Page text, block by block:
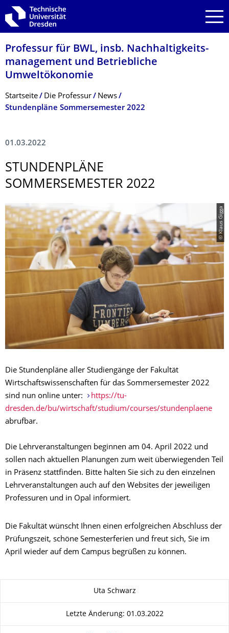
Zur Hauptnavigation springen
Zur Suche springen
Zum Inhalt springen
Professur für BWL, insb. Nachhaltigkeits­
management und Betriebliche
Umweltökonomie
Breadcrumb-Menü
Startseite Die Professur
News
Stundenpläne Sommersemester 2022
01.03.2022
STUNDENPLÄNE
SOMMERSEMESTER 2022
© Klaus Gigga
Die Stundenpläne aller Studiengänge der Fakultät
Wirtschaftswissenschaften für das Sommersemester 2022
sind nun online unter:
https://tu-
dresden.de/bu/wirtschaft/studium/courses/stundenplaene
abrufbar.
Die Lehrveranstaltungen beginnen am 04. April 2022 und
sollen nach aktuellen Planungen zum weit überwiegenden Teil
in Präsenz stattfinden. Bitte halten Sie sich zu den einzelnen
Lehrveranstaltungen auch auf den Websites der jeweiligen
Professuren und in Opal informiert.
Die Fakultät wünscht Ihnen einen erfolgreichen Abschluss der
Prüfungszeit, schöne Semesterferien und freut sich, Sie im
April wieder auf dem Campus begrüßen zu können.
Uta Schwarz
Letzte Änderung: 01.03.2022